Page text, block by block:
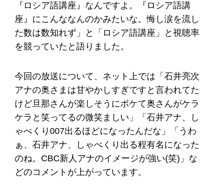
『ロシア語講座』なんですよ。『ロシア語講
座』にこんななんのかみたいな。悔し涙を流し
た数は数知れず」と「ロシア語講座」と視聴率
を競っていたと語りました。
今回の放送について、ネット上では「石井亮次
アナの奥さまは甘やかしすぎですと言われてた
けど旦那さんが楽しそうにボケて奥さんがケラ
ケラと笑ってるの微笑ましい」「石井アナ、し
ゃべくり007出るほどになったんだな」「うわ
ぁ、石井アナ、しゃべくり出る程有名になった
のね。CBC新人アナのイメージが強い(笑)」な
どのコメントが上がっています。